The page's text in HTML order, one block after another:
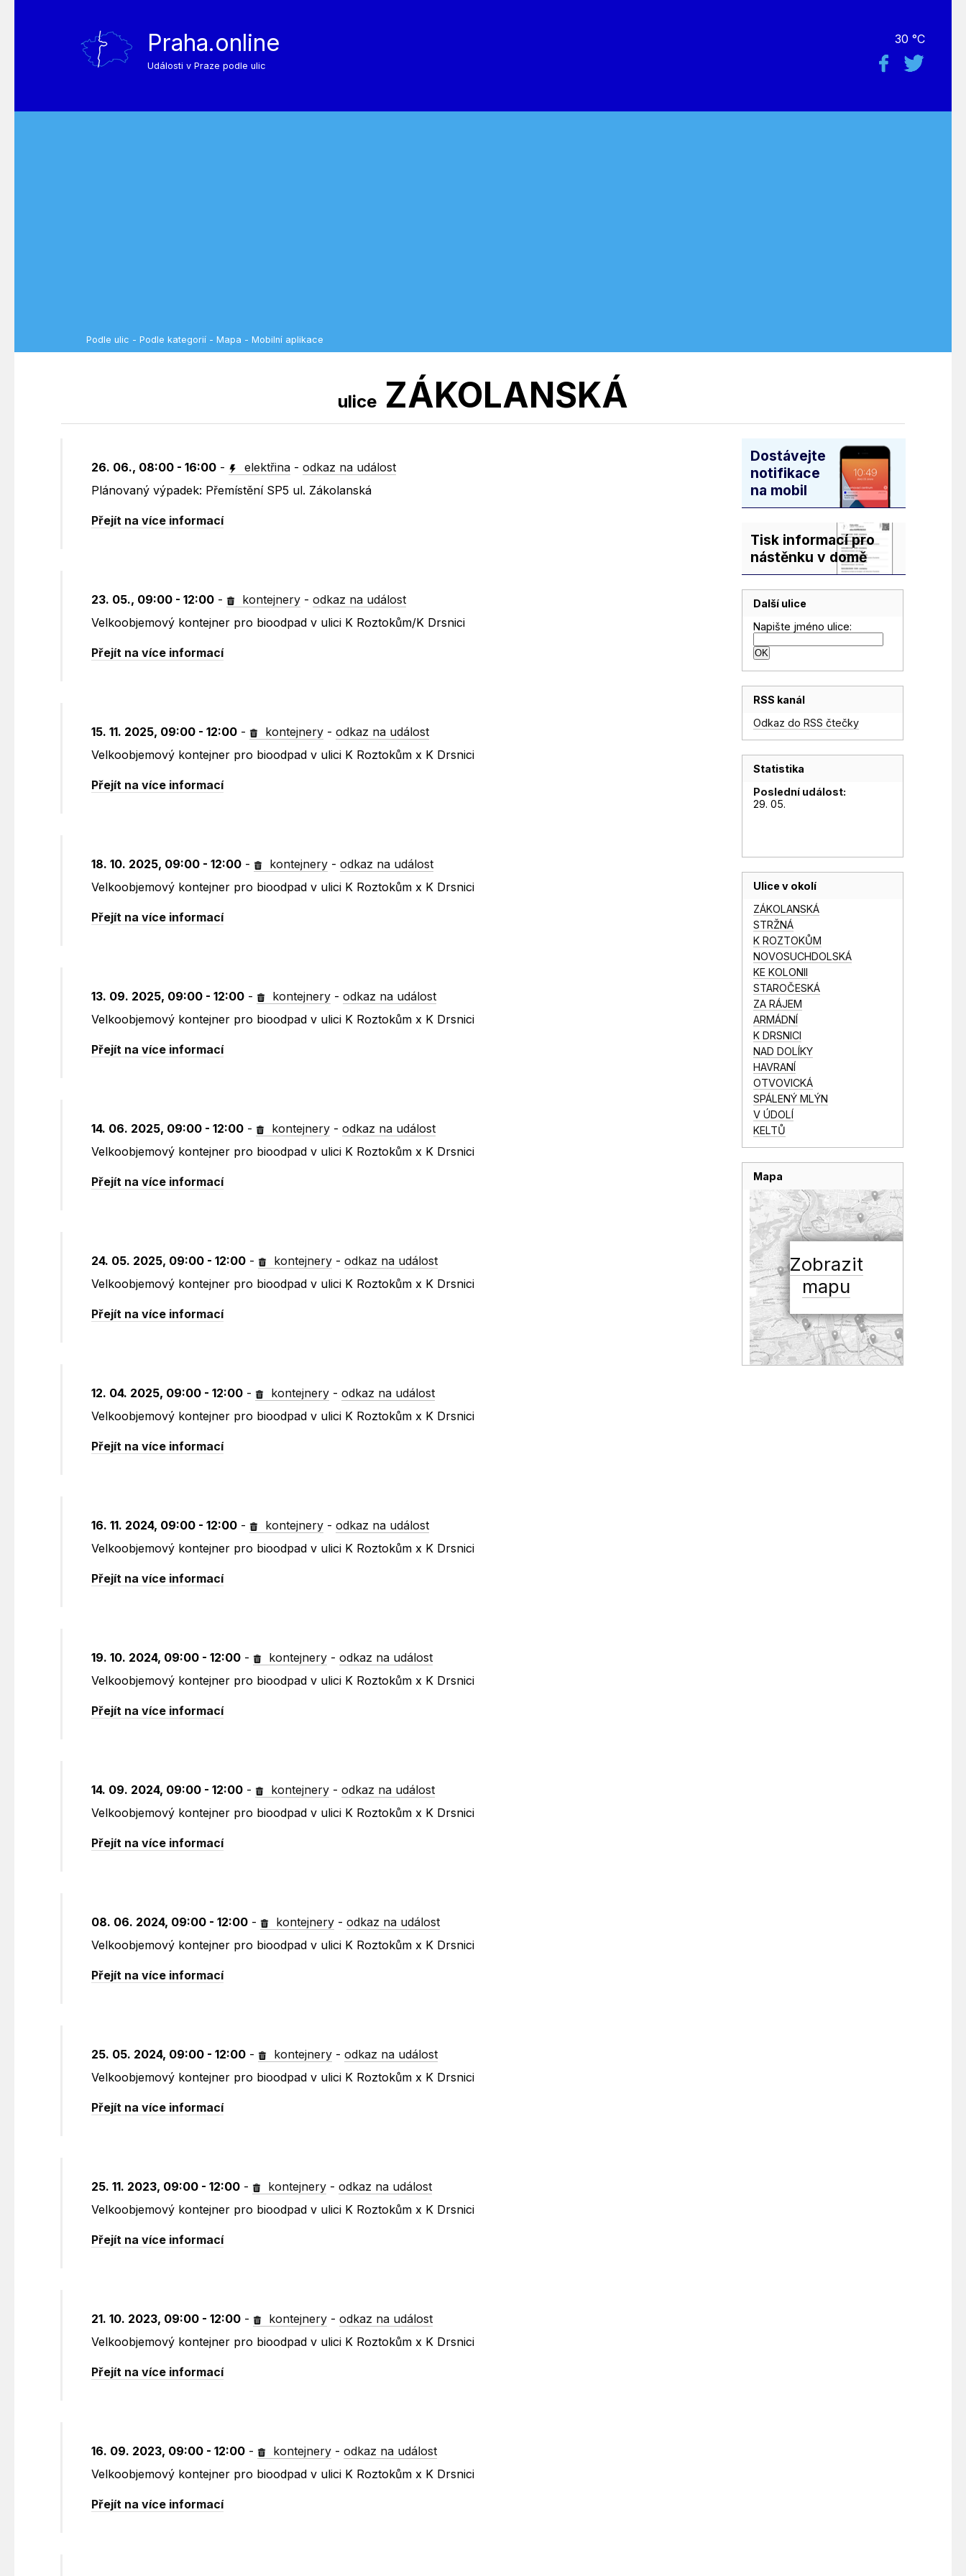
Praha.online
Události v Praze podle ulic
30 °C
Podle ulic - Podle kategorií - Mapa - Mobilní aplikace
ulice ZÁKOLANSKÁ
26. 06., 08:00 - 16:00 - elektřina -odkaz na událost
Plánovaný výpadek: Přemístění SP5 ul. Zákolanská
Přejít na více informací
23. 05., 09:00 - 12:00 - kontejnery -odkaz na událost
Velkoobjemový kontejner pro bioodpad v ulici K Roztokům/K Drsnici
Přejít na více informací
15. 11. 2025, 09:00 - 12:00 - kontejnery -odkaz na událost
Velkoobjemový kontejner pro bioodpad v ulici K Roztokům x K Drsnici
Přejít na více informací
18. 10. 2025, 09:00 - 12:00 - kontejnery -odkaz na událost
Velkoobjemový kontejner pro bioodpad v ulici K Roztokům x K Drsnici
Přejít na více informací
13. 09. 2025, 09:00 - 12:00 - kontejnery -odkaz na událost
Velkoobjemový kontejner pro bioodpad v ulici K Roztokům x K Drsnici
Přejít na více informací
14. 06. 2025, 09:00 - 12:00 - kontejnery -odkaz na událost
Velkoobjemový kontejner pro bioodpad v ulici K Roztokům x K Drsnici
Přejít na více informací
24. 05. 2025, 09:00 - 12:00 - kontejnery -odkaz na událost
Velkoobjemový kontejner pro bioodpad v ulici K Roztokům x K Drsnici
Přejít na více informací
12. 04. 2025, 09:00 - 12:00 - kontejnery -odkaz na událost
Velkoobjemový kontejner pro bioodpad v ulici K Roztokům x K Drsnici
Přejít na více informací
16. 11. 2024, 09:00 - 12:00 - kontejnery -odkaz na událost
Velkoobjemový kontejner pro bioodpad v ulici K Roztokům x K Drsnici
Přejít na více informací
19. 10. 2024, 09:00 - 12:00 - kontejnery -odkaz na událost
Velkoobjemový kontejner pro bioodpad v ulici K Roztokům x K Drsnici
Přejít na více informací
14. 09. 2024, 09:00 - 12:00 - kontejnery -odkaz na událost
Velkoobjemový kontejner pro bioodpad v ulici K Roztokům x K Drsnici
Přejít na více informací
08. 06. 2024, 09:00 - 12:00 - kontejnery -odkaz na událost
Velkoobjemový kontejner pro bioodpad v ulici K Roztokům x K Drsnici
Přejít na více informací
25. 05. 2024, 09:00 - 12:00 - kontejnery -odkaz na událost
Velkoobjemový kontejner pro bioodpad v ulici K Roztokům x K Drsnici
Přejít na více informací
25. 11. 2023, 09:00 - 12:00 - kontejnery -odkaz na událost
Velkoobjemový kontejner pro bioodpad v ulici K Roztokům x K Drsnici
Přejít na více informací
21. 10. 2023, 09:00 - 12:00 - kontejnery -odkaz na událost
Velkoobjemový kontejner pro bioodpad v ulici K Roztokům x K Drsnici
Přejít na více informací
16. 09. 2023, 09:00 - 12:00 - kontejnery -odkaz na událost
Velkoobjemový kontejner pro bioodpad v ulici K Roztokům x K Drsnici
Přejít na více informací
Dostávejte
notifikace
na mobil
Tisk informací pro
nástěnku v domě
Další ulice
Napište jméno ulice:
RSS kanál
Odkaz do RSS čtečky
Statistika
Poslední událost:
29. 05.
Ulice v okolí
ZÁKOLANSKÁ
STRŽNÁ
K ROZTOKŮM
NOVOSUCHDOLSKÁ
KE KOLONII
STAROČESKÁ
ZA RÁJEM
ARMÁDNÍ
K DRSNICI
NAD DOLÍKY
HAVRANÍ
OTVOVICKÁ
SPÁLENÝ MLÝN
V ÚDOLÍ
KELTŮ
Mapa
Zobrazit
mapu